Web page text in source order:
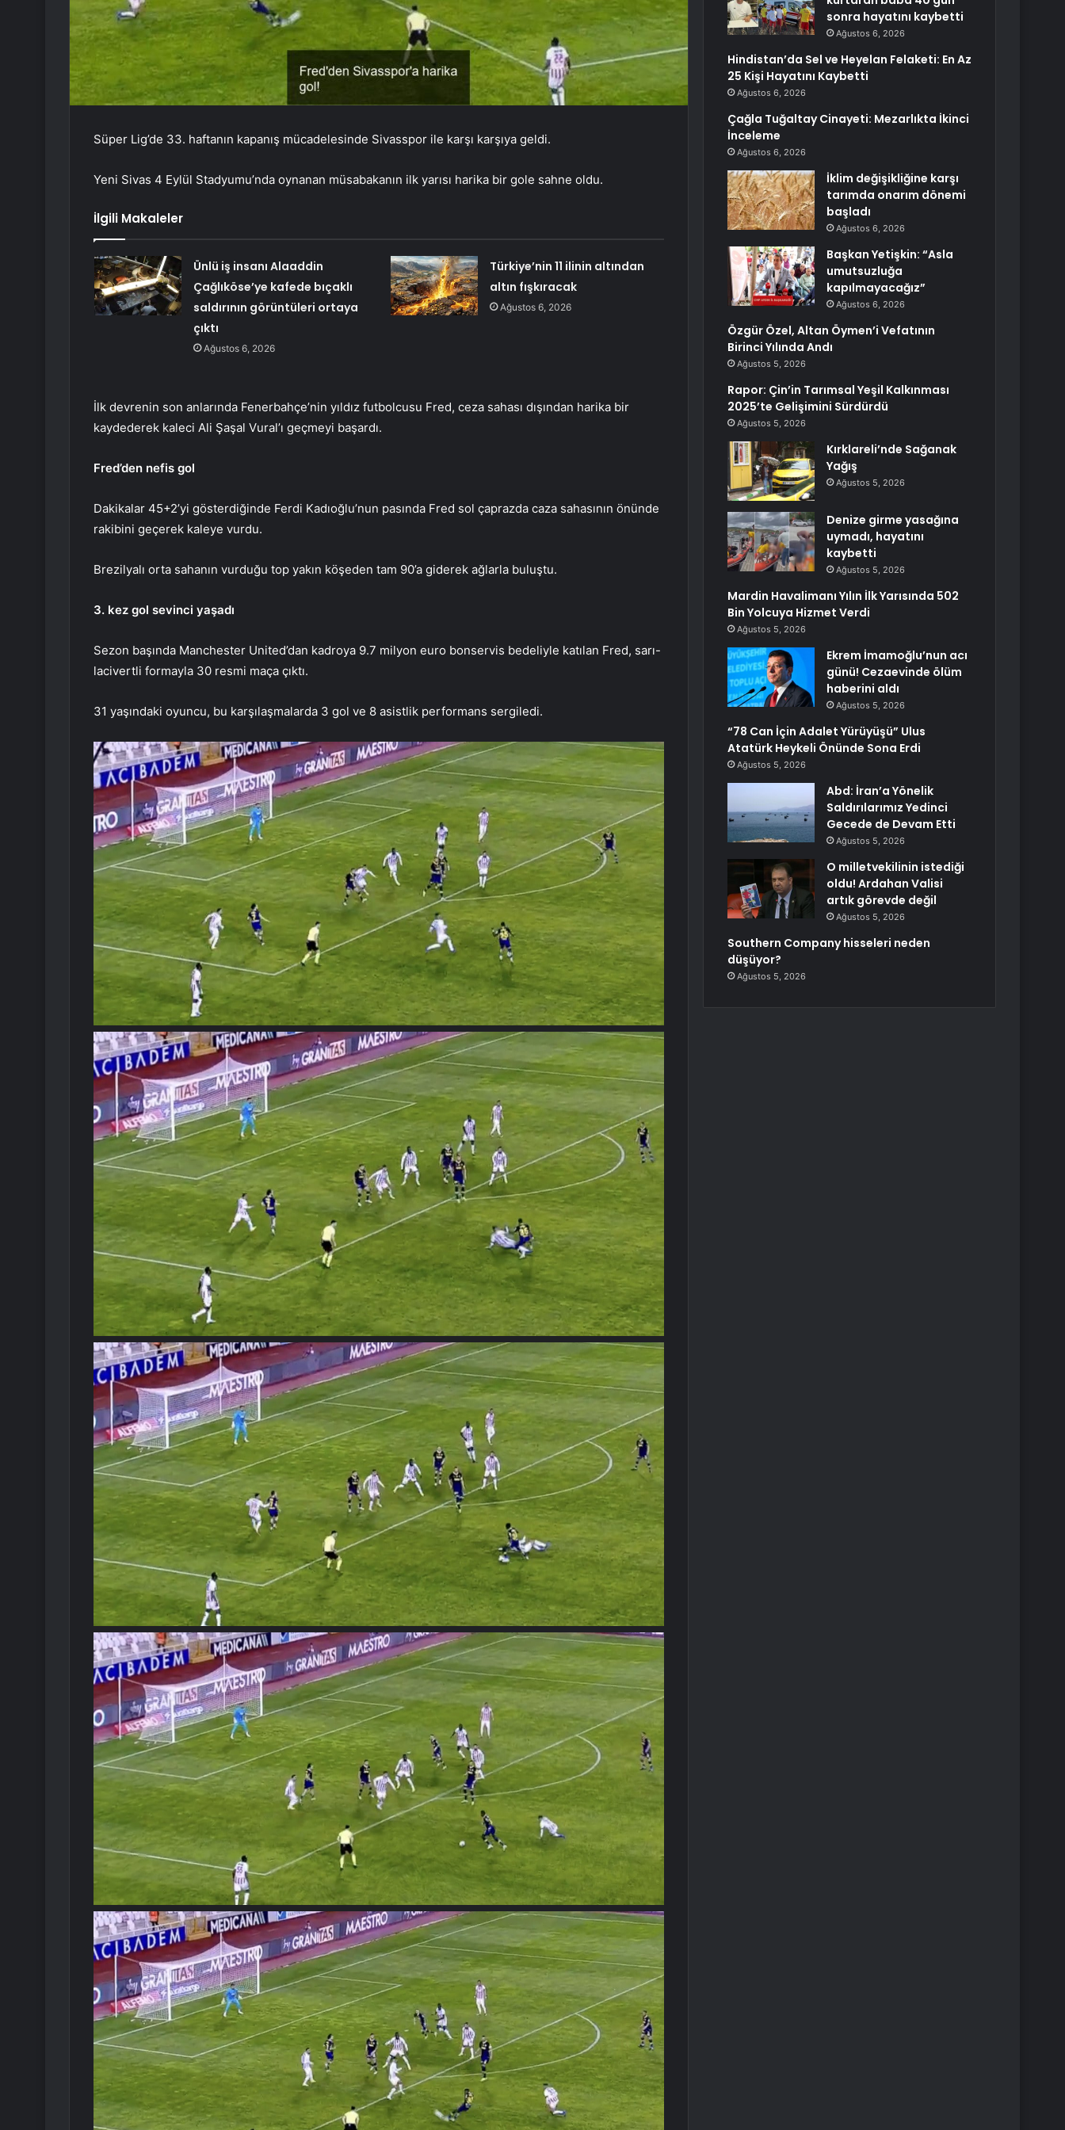
Süper Lig’de 33. haftanın kapanış mücadelesinde Sivasspor ile karşı karşıya geldi.
Yeni Sivas 4 Eylül Stadyumu’nda oynanan müsabakanın ilk yarısı harika bir gole sahne oldu.
İlgili Makaleler
Ünlü iş insanı Alaaddin
Çağlıköse’ye kafede bıçaklı
saldırının görüntüleri ortaya
çıktı
Ağustos 6, 2026
Türkiye’nin 11 ilinin altından
altın fışkıracak
Ağustos 6, 2026
İlk devrenin son anlarında Fenerbahçe’nin yıldız futbolcusu Fred, ceza sahası dışından harika bir
kaydederek kaleci Ali Şaşal Vural’ı geçmeyi başardı.
Fred’den nefis gol
Dakikalar 45+2’yi gösterdiğinde Ferdi Kadıoğlu’nun pasında Fred sol çaprazda caza sahasının önünde
rakibini geçerek kaleye vurdu.
Brezilyalı orta sahanın vurduğu top yakın köşeden tam 90’a giderek ağlarla buluştu.
3. kez gol sevinci yaşadı
Sezon başında Manchester United’dan kadroya 9.7 milyon euro bonservis bedeliyle katılan Fred, sarı-
lacivertli formayla 30 resmi maça çıktı.
31 yaşındaki oyuncu, bu karşılaşmalarda 3 gol ve 8 asistlik performans sergiledi.
sonra hayatını kaybetti
Ağustos 6, 2026
Hindistan’da Sel ve Heyelan Felaketi: En Az
25 Kişi Hayatını Kaybetti
Ağustos 6, 2026
Çağla Tuğaltay Cinayeti: Mezarlıkta İkinci
İnceleme
Ağustos 6, 2026
İklim değişikliğine karşı
tarımda onarım dönemi
başladı
Ağustos 6, 2026
Başkan Yetişkin: “Asla
umutsuzluğa
kapılmayacağız”
Ağustos 6, 2026
Özgür Özel, Altan Öymen’i Vefatının
Birinci Yılında Andı
Ağustos 5, 2026
Rapor: Çin’in Tarımsal Yeşil Kalkınması
2025’te Gelişimini Sürdürdü
Ağustos 5, 2026
Kırklareli’nde Sağanak
Yağış
Ağustos 5, 2026
Denize girme yasağına
uymadı, hayatını
kaybetti
Ağustos 5, 2026
Mardin Havalimanı Yılın İlk Yarısında 502
Bin Yolcuya Hizmet Verdi
Ağustos 5, 2026
Ekrem İmamoğlu’nun acı
günü! Cezaevinde ölüm
haberini aldı
Ağustos 5, 2026
“78 Can İçin Adalet Yürüyüşü” Ulus
Atatürk Heykeli Önünde Sona Erdi
Ağustos 5, 2026
Abd: İran’a Yönelik
Saldırılarımız Yedinci
Gecede de Devam Etti
Ağustos 5, 2026
O milletvekilinin istediği
oldu! Ardahan Valisi
artık görevde değil
Ağustos 5, 2026
Southern Company hisseleri neden
düşüyor?
Ağustos 5, 2026